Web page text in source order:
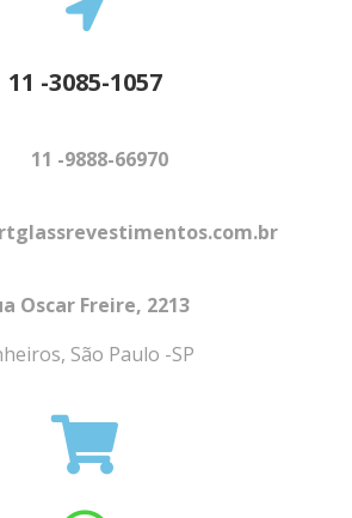
11 -3085-1057
11 -9888-66970
Oscar Freire, 2213
São Paulo -SP